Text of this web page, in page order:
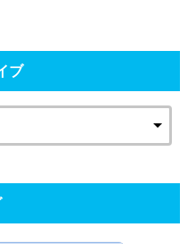
ブ